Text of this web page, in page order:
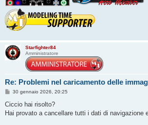
Starfighter84
Amministratore
Re: Problemi nel caricamento delle
M
s
a
30 gennaio 2026, 20:25
Ciccio hai risolto?
Hai provato a cancellare tutti i dati di navigazione